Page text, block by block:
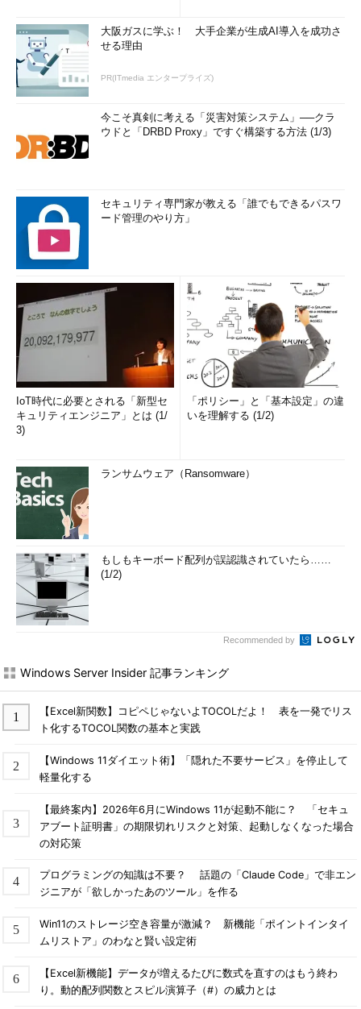
コマンド・プロンプトで再起動させる
コマンド・プロンプト上の操作でシステムを完全にコールド・
「/t 0」オプションは、タイムアウト＝0秒、つまり、いますぐ実
行せよという指示である。
shutdown /r /t 0
※シャットダウンさせる場合
shutdown /s /t 0
ちなみに、/sと/hybridを組み合わせてシャットダウンすると、
次回のブートは高速スタートアップになる。
※次回高速スタートアップさせるためのシャットダウン
shutdown /s /hybrid /t 0
システムをマルチ・ブートしている場合のOS選択
システムに2つ以上のWindows OSをインストールしている場
合、通常は起動時にOSを選択するメニュー画面が表示される。
だがWindows 8をインストールすると、最後にインストールした
OSがアクティブになり、電源ボタンを押してシステムを起動し
ても、ブート・メニューが表示されないことがある（OSの選択
待ち時間を0にしていたり、高速スタートアップが有効な場
合）。これでは起動するOSを変更したり、別のOSを起動するこ
とができない。またBIOSやUEFI（UEFIについては後述）のセッ
トアップを呼び出すこともできない。
メニューを表示させるようにするとよい。
起動時に強制的にブート・メニューを表示させるには、
TIPS「Windows 8を確実にセーフ・モードでブートさせる
せるとよい。
設定チャームから［PC設定の変更］という項目を選択し
ューから［全般］を選び、右側のペインの最下部にある
［今すぐ再起動する］を実行する。
設定チャームを起動後、画面中央下にある電源マークをク
リックする（前掲の「 GUIメニューで再起動する
を押しながら クリックする。
コマンド・プロンプトを開き、shutdownに「/r」と「/o」
大阪ガスに学ぶ！ 大手企業が生成AI導入を成功さ
せる理由
PR(ITmedia エンタープライズ)
今こそ真剣に考える「災害対策システム」──クラ
ウドと「DRBD Proxy」ですぐ構築する方法 (1/3)
セキュリティ専門家が教える「誰でもできるパスワ
ード管理のやり方」
IoT時代に必要とされる「新型セ
キュリティエンジニア」とは (1/
3)
「ポリシー」と「基本設定」の違
いを理解する (1/2)
ランサムウェア（Ransomware）
もしもキーボード配列が誤認識されていたら……
(1/2)
Recommended by
Windows Server Insider 記事ランキング
【Excel新関数】コピペじゃないよTOCOLだよ！ 表を一発でリス
ト化するTOCOL関数の基本と実践
【Windows 11ダイエット術】「隠れた不要サービス」を停止して
軽量化する
【最終案内】2026年6月にWindows 11が起動不能に？ 「セキュ
アブート証明書」の期限切れリスクと対策、起動しなくなった場合
の対応策
プログラミングの知識は不要？ 話題の「Claude Code」で非エン
ジニアが「欲しかったあのツール」を作る
Win11のストレージ空き容量が激減？ 新機能「ポイントインタイ
ムリストア」のわなと賢い設定術
【Excel新機能】データが増えるたびに数式を直すのはもう終わ
り。動的配列関数とスピル演算子（#）の威力とは